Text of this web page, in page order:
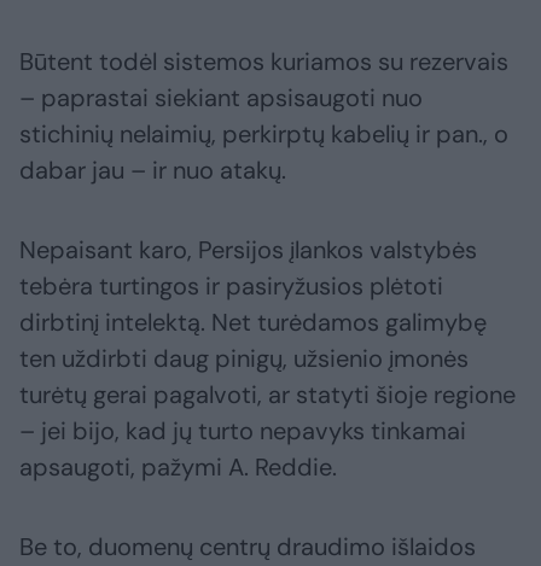
Būtent todėl sistemos kuriamos su rezervais
– paprastai siekiant apsisaugoti nuo
stichinių nelaimių, perkirptų kabelių ir pan., o
dabar jau – ir nuo atakų.
Nepaisant karo, Persijos įlankos valstybės
tebėra turtingos ir pasiryžusios plėtoti
dirbtinį intelektą. Net turėdamos galimybę
ten uždirbti daug pinigų, užsienio įmonės
turėtų gerai pagalvoti, ar statyti šioje regione
– jei bijo, kad jų turto nepavyks tinkamai
apsaugoti, pažymi A. Reddie.
Be to, duomenų centrų draudimo išlaidos